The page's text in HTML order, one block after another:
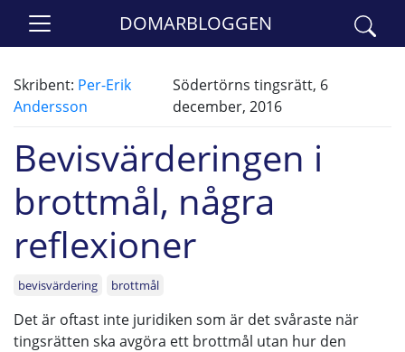
DOMARBLOGGEN
Skribent: Per-Erik
Andersson
Södertörns tingsrätt, 6
december, 2016
Bevisvärderingen i
brottmål, några
reflexioner
bevisvärdering brottmål
Det är oftast inte juridiken som är det svåraste när
tingsrätten ska avgöra ett brottmål utan hur den